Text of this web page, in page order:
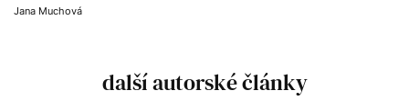
Jana Muchová
další autorské články